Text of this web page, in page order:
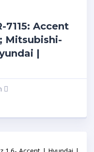
7115: Accent
Mitsubishi-
|